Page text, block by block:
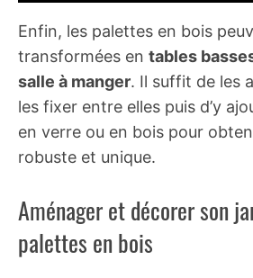
Enfin, les palettes en bois
transformées en tables
salle à manger. Il suffit de les
les fixer entre elles puis d’y
en verre ou en bois pour
robuste et unique.
Aménager et décorer son
palettes en bois